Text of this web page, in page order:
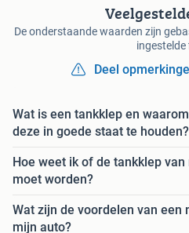
De onderstaande waarden zijn
ingestelde
Deel
Wat is een tankklep en
deze in goede staat te houden?
Hoe weet ik of de tankklep
moet worden?
Wat zijn de voordelen van een
mijn auto?